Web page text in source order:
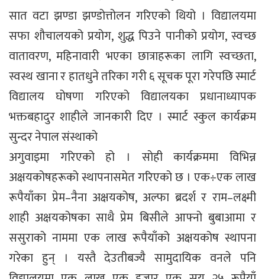
सात वटा झण्डा झण्डोत्तोलन गरिएको थियो । विद्यालयमा
सफा शौचालयको प्रयोग, शुद्ध पिउने पानीको प्रयोग, स्वच्छ
वातावरण, महिनावारी भएका छात्राहरूका लागि स्वच्छता,
स्वस्थ खाना र हातधुने तरिका गरी ६ सूचक पूरा गरेपछि स्मार्ट
विद्यालय घोषणा गरिएको विद्यालयका प्रधानाध्यापक
भक्तबहादुर शाहीले जानकारी दिए । स्मार्ट स्कुल कार्यक्रम
सुन्दर नेपाल संस्थाको
अगुवाइमा गरिएको हो । सोही कार्यक्रममा विभिन्न
अक्षयकोषहरूको स्थापनासमेत गरिएको छ । एक÷एक लाख
रूपैयाँका प्रेम–नैना अक्षयकोष, अल्फा ब्रदर्श र राम–लक्ष्मी
शाही अक्षयकोषका साथै प्रेम बिसीले आफ्नो बुबाआमा र
ससुराको नाममा एक लाख रूपैयाँको अक्षयकोष स्थापना
गरेका हुन् । यस्तै देउतीबज्यै सामुदायिक वनले पनि